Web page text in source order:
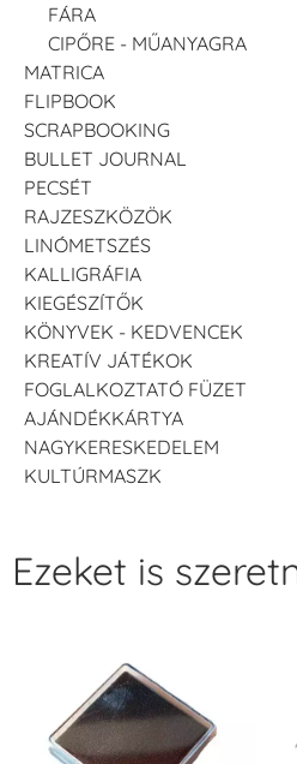
FÁRA
CIPŐRE - MŰANYAGRA
MATRICA
FLIPBOOK
SCRAPBOOKING
BULLET JOURNAL
PECSÉT
RAJZESZKÖZÖK
LINÓMETSZÉS
KALLIGRÁFIA
KIEGÉSZÍTŐK
KÖNYVEK - KEDVENCEK
KREATÍV JÁTÉKOK
FOGLALKOZTATÓ FÜZET
AJÁNDÉKKÁRTYA
NAGYKERESKEDELEM
KULTÚRMASZK
Ezeket is